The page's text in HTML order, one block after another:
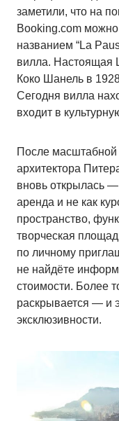
заметили, что на
Booking.com
названием “La
вилла. Настоящая
Коко Шанель в
Сегодня вилла
входит в
После масштабной
архитектора
вновь открылась —
аренда и не как
пространство,
творческая
по личному
не найдёте
стоимости. Более
раскрывается — и
эксклюзивности.